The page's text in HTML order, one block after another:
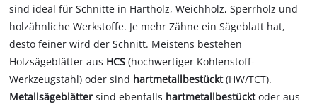
sind ideal für Schnitte in Hartholz, Weichholz, Sperrholz und
holzähnliche Werkstoffe. Je mehr Zähne ein Sägeblatt hat,
desto feiner wird der Schnitt. Meistens bestehen
Holzsägeblätter aus HCS (hochwertiger Kohlenstoff-
Werkzeugstahl) oder sind hartmetallbestückt(HW/TCT).
Metallsägeblättersind ebenfalls hartmetallbestücktoder aus